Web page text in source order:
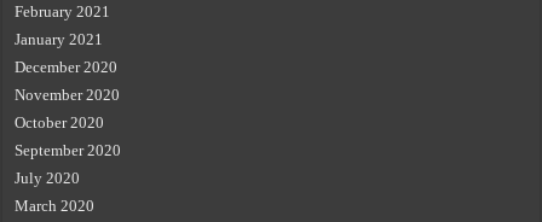
February 2021
January 2021
December 2020
November 2020
October 2020
September 2020
July 2020
March 2020